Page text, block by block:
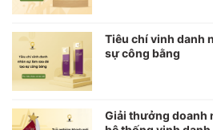
Tiêu chí vinh danh
sự công bằng
Giải thưởng doanh